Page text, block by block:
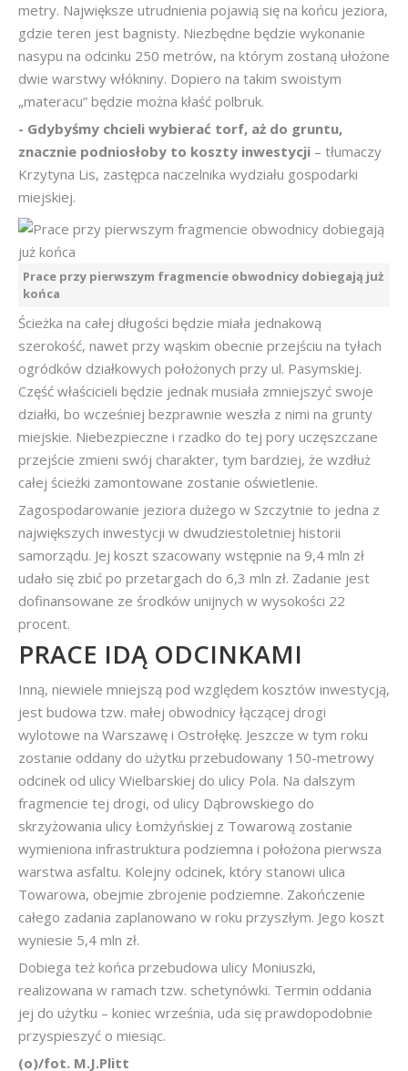
metry. Największe utrudnienia pojawią się na końcu jeziora,
gdzie teren jest bagnisty. Niezbędne będzie wykonanie
nasypu na odcinku 250 metrów, na którym zostaną ułożone
dwie warstwy włókniny. Dopiero na takim swoistym
„materacu” będzie można kłaść polbruk.
- Gdybyśmy chcieli wybierać torf, aż do gruntu,
znacznie podniosłoby to koszty inwestycji – tłumaczy
Krzytyna Lis, zastępca naczelnika wydziału gospodarki
miejskiej.
Prace przy pierwszym fragmencie obwodnicy dobiegają już
końca
Ścieżka na całej długości będzie miała jednakową
szerokość, nawet przy wąskim obecnie przejściu na tyłach
ogródków działkowych położonych przy ul. Pasymskiej.
Część właścicieli będzie jednak musiała zmniejszyć swoje
działki, bo wcześniej bezprawnie weszła z nimi na grunty
miejskie. Niebezpieczne i rzadko do tej pory uczęszczane
przejście zmieni swój charakter, tym bardziej, że wzdłuż
całej ścieżki zamontowane zostanie oświetlenie.
Zagospodarowanie jeziora dużego w Szczytnie to jedna z
największych inwestycji w dwudziestoletniej historii
samorządu. Jej koszt szacowany wstępnie na 9,4 mln zł
udało się zbić po przetargach do 6,3 mln zł. Zadanie jest
dofinansowane ze środków unijnych w wysokości 22
procent.
PRACE IDĄ ODCINKAMI
Inną, niewiele mniejszą pod względem kosztów inwestycją,
jest budowa tzw. małej obwodnicy łączącej drogi
wylotowe na Warszawę i Ostrołękę. Jeszcze w tym roku
zostanie oddany do użytku przebudowany 150-metrowy
odcinek od ulicy Wielbarskiej do ulicy Pola. Na dalszym
fragmencie tej drogi, od ulicy Dąbrowskiego do
skrzyżowania ulicy Łomżyńskiej z Towarową zostanie
wymieniona infrastruktura podziemna i położona pierwsza
warstwa asfaltu. Kolejny odcinek, który stanowi ulica
Towarowa, obejmie zbrojenie podziemne. Zakończenie
całego zadania zaplanowano w roku przyszłym. Jego koszt
wyniesie 5,4 mln zł.
Dobiega też końca przebudowa ulicy Moniuszki,
realizowana w ramach tzw. schetynówki. Termin oddania
jej do użytku – koniec września, uda się prawdopodobnie
przyspieszyć o miesiąc.
(o)/fot. M.J.Plitt